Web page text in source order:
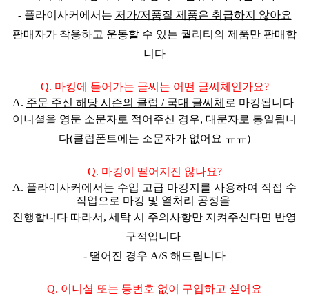
- 플라이사커에서는 저가/저품질 제품은 취급하지 않아요
판매자가 착용하고 운동할 수 있는 퀄리티의 제품만 판매 합
니다
Q. 마킹에 들어가는 글씨는 어떤 글씨체인가요?
A. 주문 주신 해당 시즌의 클럽 / 국대 글씨체 로 마킹됩니다
이니셜을 영문 소문자로 적어주신 경우, 대문자로 통일됩니
다(클럽폰트에는 소문자가 없어요 ㅠㅠ)
Q. 마킹이 떨어지진 않나요?
A. 플라이사커에서는 수입 고급 마킹지를 사용하여 직접 수
작업으로 마킹 및 열처리 공정을
진행합니다 따라서, 세탁 시 주의사항만 지켜주신다면 반영
구적입니다
- 떨어진 경우 A/S 해드립니다
Q. 이니셜 또는 등번호 없이 구입하고 싶어요